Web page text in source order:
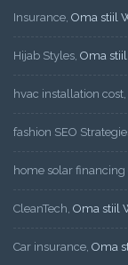
Insurance Oma stiil
Hijab Styles Oma
hvac installation cost
fashion SEO
home solar financing
CleanTech Oma stiil
Car insurance Oma